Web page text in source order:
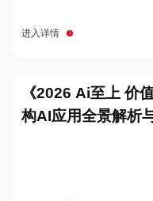
进入详情
《2026 Ai至上 价
构AI应用全景解析